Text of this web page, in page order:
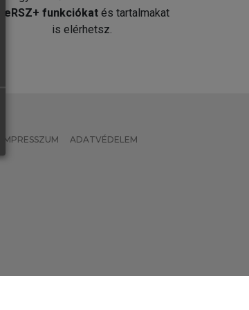
MeRSZ+ funkciókat és tartalmakat
is elérhetsz.
IMPRESSZUM ADATVÉDELEM